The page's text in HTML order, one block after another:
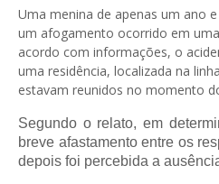
Uma menina de apenas um ano
um afogamento ocorrido em
acordo com informações, o
uma residência, localizada na
estavam reunidos no momento
Segundo o relato, em
breve afastamento entre os
depois foi percebida a